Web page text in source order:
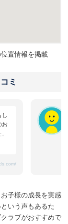
置情報を掲載
ミ
し
お
だ子様の成長を実感
いう声もあるた
ラブがおすすめで